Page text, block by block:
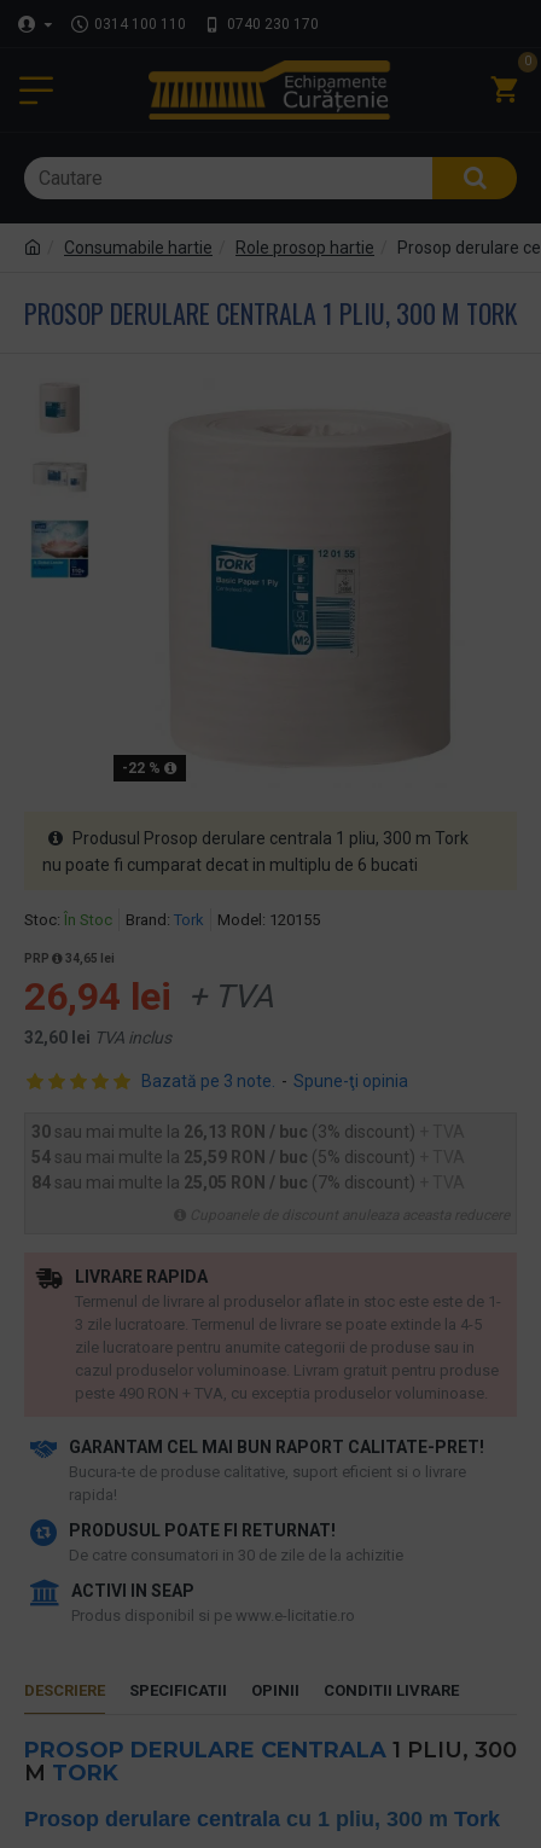
0314 100 110 0740 230 170
0
Consumabile hartie Role prosop hartie Prosop derulare
PROSOP DERULARE CENTRALA 1 PLIU, 300 M TORK
-22 %
Stoc: În Stoc Brand: Tork Model: 120155
Bazată pe 3 note. - Spune-ţi opinia
PRP 34,65 lei
26,94 lei + TVA
32,60 lei TVA inclus
Produsul Prosop derulare centrala 1 pliu, 300 m Tork
nu poate fi cumparat decat in multiplu de 6 bucati
30 sau mai multe la 26,13 RON / buc (3% discount)
54 sau mai multe la 25,59 RON / buc (5% discount)
84 sau mai multe la 25,05 RON / buc (7% discount)
GARANTAM CEL MAI BUN RAPORT CALITATE-PRET!
​Bucura-te de produse calitative, suport eficient si o livrare
rapida!
PRODUSUL POATE FI RETURNAT!
De catre consumatori in 30 de zile de la achizitie
ACTIVI IN SEAP
Produs disponibil si pe www.e-licitatie.ro
LIVRARE RAPIDA
Termenul de livrare al produselor aflate in stoc este este de 1-
3 zile lucratoare. Termenul de livrare se poate extinde la 4-5
zile lucratoare pentru anumite categorii de produse sau in
cazul produselor voluminoase. Livram gratuit pentru produse
peste 490 RON + TVA, cu exceptia produselor voluminoase.
DESCRIERE SPECIFICATII OPINII CONDITII LIVRARE
PROSOP DERULARE CENTRALA 1 PLIU, 300
M TORK
Prosop derulare centrala cu 1 pliu, 300 m Tork